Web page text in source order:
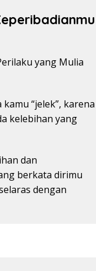
“jelek”, karena
kelebihan yang
dan
berkata dirimu
dengan